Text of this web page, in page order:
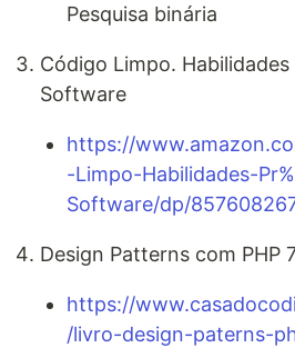
Pesquisa binária
Código Limpo.
Software
https://
-Limpo-Habilidades-
Software/dp/
Design Patterns com PHP
https://
/livro-design-paterns-